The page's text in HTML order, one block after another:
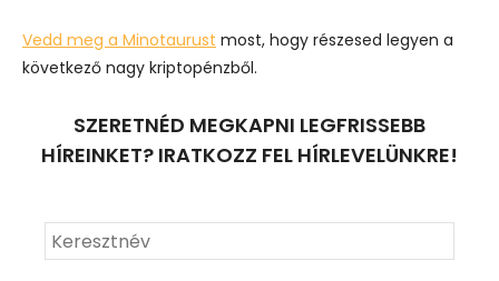
Vedd meg a Minotaurust most, hogy részesed legyen a
következő nagy kriptopénzből.
SZERETNÉD MEGKAPNI LEGFRISSEBB
HÍREINKET? IRATKOZZ FEL HÍRLEVELÜNKRE!